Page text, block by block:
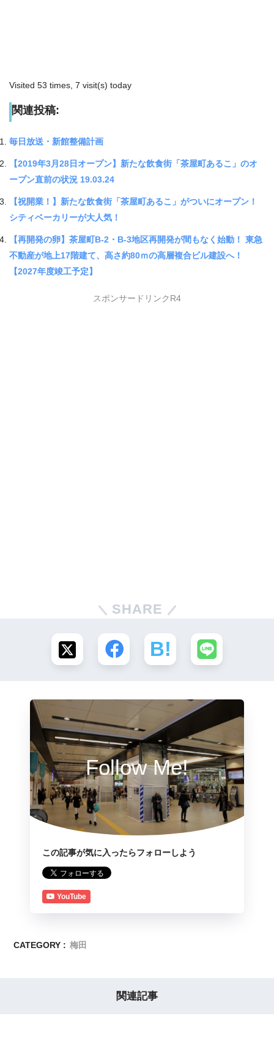
Visited 53 times, 7 visit(s) today
関連投稿:
毎日放送・新館整備計画
【2019年3月28日オープン】新たな飲食街「茶屋町あるこ」のオ
ープン直前の状況 19.03.24
【祝開業！】新たな飲食街「茶屋町あるこ」がついにオープン！
シティベーカリーが大人気！
【再開発の卵】茶屋町B‐2・B‐3地区再開発が間もなく始動！ 東急
不動産が地上17階建て、高さ約80ｍの高層複合ビル建設へ！
【2027年度竣工予定】
スポンサードリンクR4
SHARE
Follow Me!
この記事が気に入ったらフォローしよう
YouTube
CATEGORY : 梅田
関連記事